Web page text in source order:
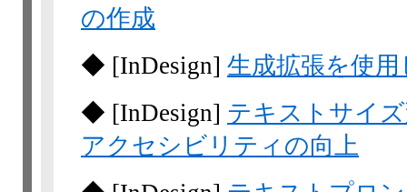
の作成
◆ [InDesign] 生成拡張を使
◆ [InDesign] テキストサイ
アクセシビリティの向上